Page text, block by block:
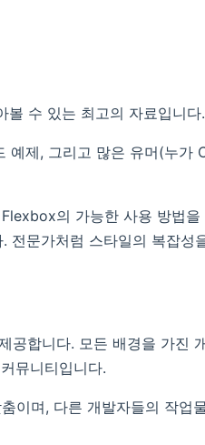
볼 수 있는 최고의 자료입니다.
예제, 그리고 많은 유머(누가
의 가능한 사용 방법
전문가처럼 스타일의 복잡성
공합니다. 모든 배경을 가진
뮤니티입니다.
이며, 다른 개발자들의 작업